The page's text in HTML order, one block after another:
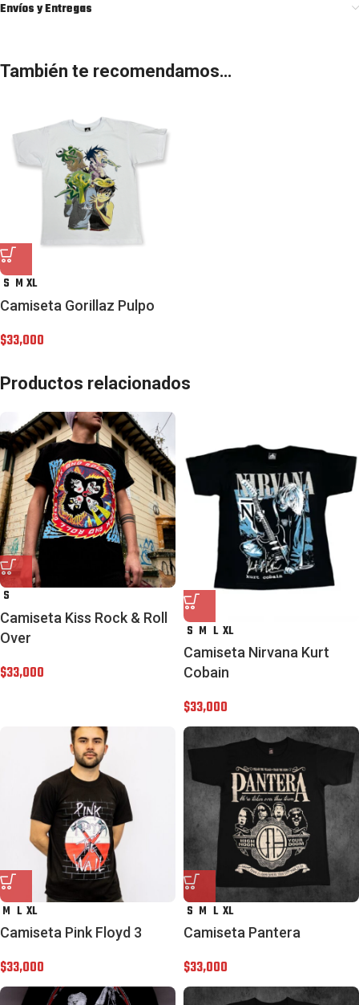
Envíos y Entregas
También te recomendamos…
S M XL
Camiseta Gorillaz Pulpo
$33,000
Productos relacionados
S
Camiseta Kiss Rock & Roll
Over
$33,000
S M L XL
Camiseta Nirvana Kurt
Cobain
$33,000
M L XL
Camiseta Pink Floyd 3
$33,000
S M L XL
Camiseta Pantera
$33,000